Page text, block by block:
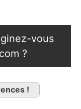
vous
?
!